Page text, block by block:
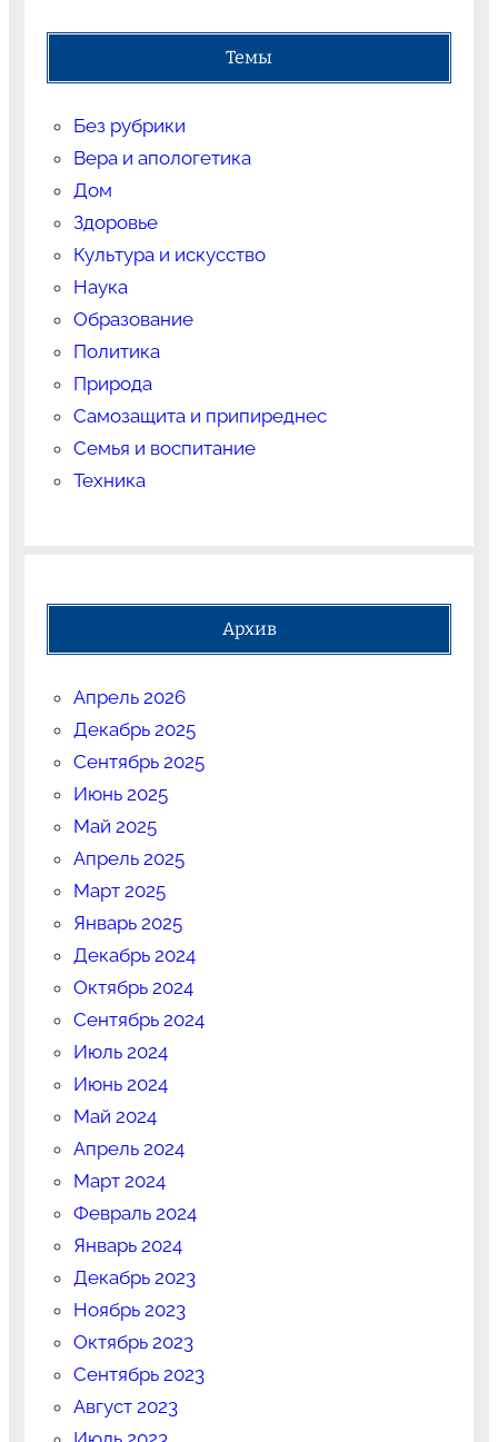
Темы
Без рубрики
Вера и апологетика
Дом
Здоровье
Культура и искусство
Наука
Образование
Политика
Природа
Самозащита и припиреднес
Семья и воспитание
Техника
Архив
Апрель 2026
Декабрь 2025
Сентябрь 2025
Июнь 2025
Май 2025
Апрель 2025
Март 2025
Январь 2025
Декабрь 2024
Октябрь 2024
Сентябрь 2024
Июль 2024
Июнь 2024
Май 2024
Апрель 2024
Март 2024
Февраль 2024
Январь 2024
Декабрь 2023
Ноябрь 2023
Октябрь 2023
Сентябрь 2023
Август 2023